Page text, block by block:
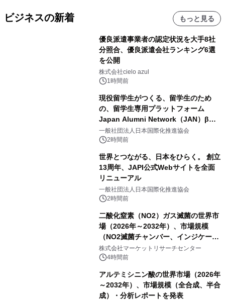
ビジネスの新着 もっと見る
優良派遣事業者の認定状況を大手8社
分照合、優良派遣会社ランキング6選
を公開
株式会社cielo azul
1時間前
現役留学生がつくる、留学生のため
の、留学生専用プラットフォーム
Japan Alumni Network（JAN）β版
をリリース
一般社団法人日本国際化推進協会
2時間前
世界とつながる、日本をひらく。 創立
13周年、JAPI公式Webサイトを全面
リニューアル
一般社団法人日本国際化推進協会
2時間前
二酸化窒素（NO2）ガス滅菌の世界市
場（2026年～2032年）、市場規模
（NO2滅菌チャンバー、インジケータ
ーおよびモニタリングシステム、その
他）・分析レポートを発表
株式会社マーケットリサーチセンター
4時間前
アルテミシニン酸の世界市場（2026年
～2032年）、市場規模（全合成、半合
成）・分析レポートを発表